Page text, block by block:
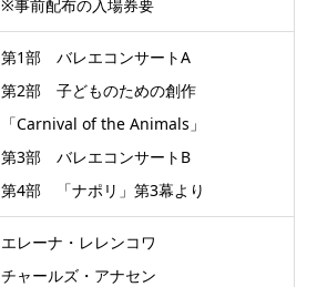
※事前配布の入場券要
第1部　バレエコンサートA
第2部　子どものための創作
「Carnival of the Animals」
第3部　バレエコンサートB
第4部　「ナポリ」第3幕より
エレーナ・レレンコワ
チャールズ・アナセン